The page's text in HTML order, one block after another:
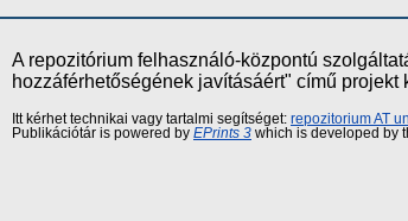
A repozitórium felhasználó-központú
hozzáférhetőségének javításáért" című
Itt kérhet technikai vagy tartalmi segítséget: repozitorium AT
Publikációtár is powered by EPrints 3 which is developed by